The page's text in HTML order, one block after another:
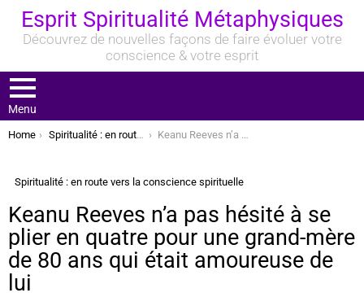
Esprit Spiritualité Métaphysiques
Découvrez de nouvelles façons de faire évoluer votre
conscience & votre esprit
Menu
You are here:
Home Spiritualité : en route vers la conscience spirituelle Keanu Reeves n’a pas hésité à se plier en quatre pour une grand-mère de 80 ans qui était amoureuse de lui
Spiritualité : en route vers la conscience spirituelle
Keanu Reeves n’a pas hésité à se
plier en quatre pour une grand-mère
de 80 ans qui était amoureuse de
lui